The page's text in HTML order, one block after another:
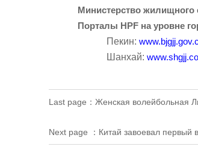
Министерство жилищного
Порталы HPF на уровне
Пекин:
Шанхай:
Last page： Женская волейбольная
Next page ： Китай завоевал первый